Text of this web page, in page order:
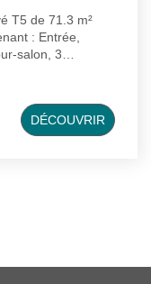
: Entrée,
salon, 3
DÉCOUVRIR